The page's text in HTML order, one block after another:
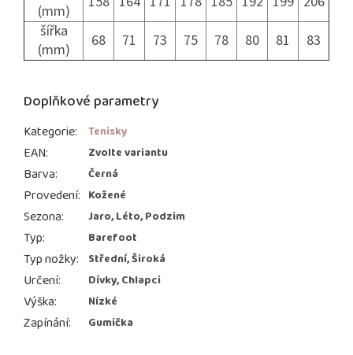
(mm)
šířka
(mm)
68 71 73 75 78 80 81 83
Doplňkové parametry
Kategorie: Tenisky
EAN: Zvolte variantu
Barva: Černá
Provedení: Kožené
Sezona: Jaro, Léto, Podzim
Typ: Barefoot
Typ nožky: Střední, Široká
Určení: Dívky, Chlapci
Výška: Nízké
Zapínání: Gumička